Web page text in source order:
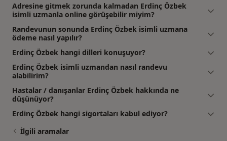
Adresine gitmek zorunda kalmadan Erdinç Özbek
isimli uzmanla online görüşebilir miyim?
Randevunun sonunda Erdinç Özbek isimli uzmana
ödeme nasıl yapılır?
Erdinç Özbek hangi dilleri konuşuyor?
Erdinç Özbek isimli uzmandan nasıl randevu
alabilirim?
Hastalar / danışanlar Erdinç Özbek hakkında ne
düşünüyor?
Erdinç Özbek hangi sigortaları kabul ediyor?
İlgili aramalar